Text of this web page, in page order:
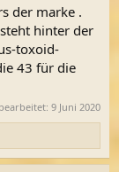
der marke .
hinter der
toxoid-
43 für die
9 Juni 2020